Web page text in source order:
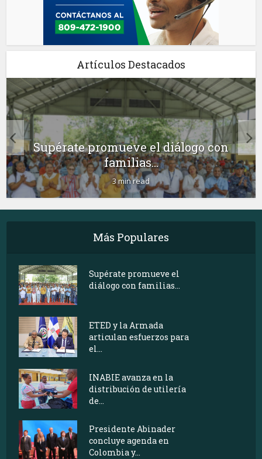
Artículos Destacados
Supérate promueve el diálogo con
familias...
3 min read
Más Populares
Supérate promueve el
diálogo con familias...
ETED y la Armada
articulan esfuerzos para
el...
INABIE avanza en la
distribución de utilería
de...
Presidente Abinader
concluye agenda en
Colombia y...